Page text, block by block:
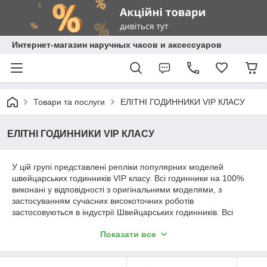
Интернет-магазин наручных часов и аксессуаров
Товари та послуги ЕЛІТНІ ГОДИННИКИ VIP КЛАСУ
ЕЛІТНІ ГОДИННИКИ VIP КЛАСУ
У цій групі представлені репліки популярних моделей
швейцарських годинників VIP класу. Всі годинники на 100%
виконані у відповідності з оригінальними моделями, з
застосуванням сучасних високоточних роботів
застосовуються в індустрії Швейцарських годинників. Всі
матеріалам застосовуваних у виготовленні оригінальних
стекла, високоякісний каучук.
Показати все